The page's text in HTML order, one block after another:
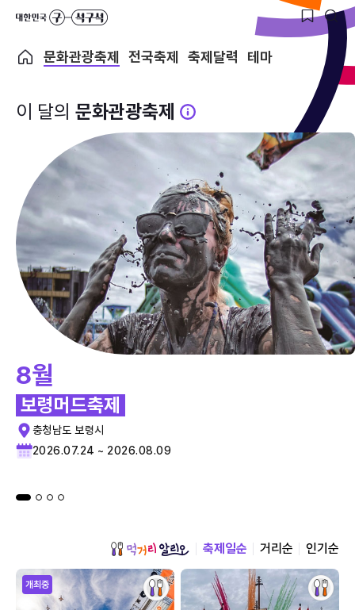
문화관광축제 전국축제 축제달력 테마
이 달의 문화관광축제
8월
보령머드축제
충청남도 보령시
2026.07.24 ~ 2026.08.09
축제일순 거리순 인기순
개최중